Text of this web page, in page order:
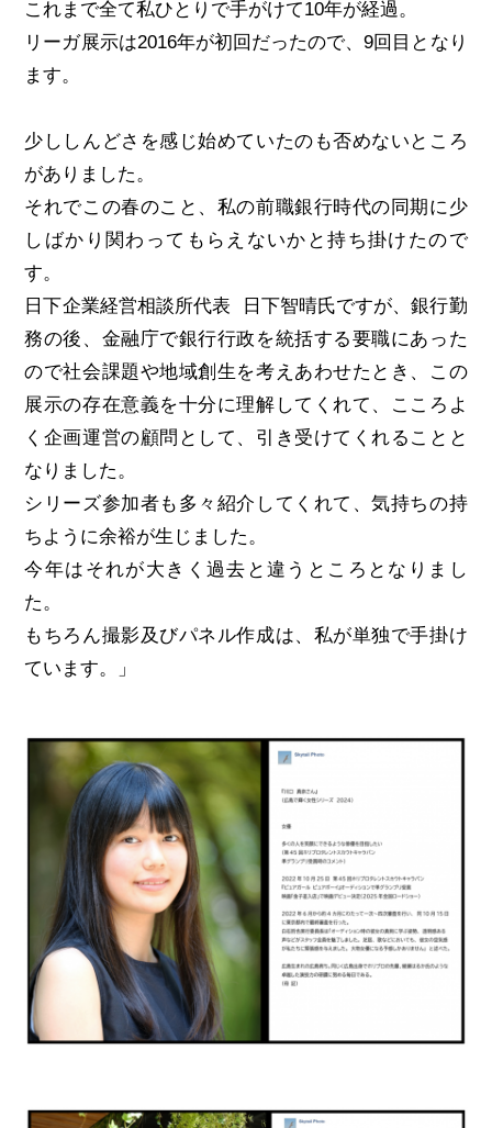
これまで全て私ひとりで手がけて10年が経過。
リーガ展示は2016年が初回だったので、9回目となり
ます。
少ししんどさを感じ始めていたのも否めないところ
がありました。
それでこの春のこと、私の前職銀行時代の同期に少
しばかり関わってもらえないかと持ち掛けたので
す。
日下企業経営相談所代表 日下智晴氏ですが、銀行勤
務の後、金融庁で銀行行政を統括する要職にあった
ので社会課題や地域創生を考えあわせたとき、この
展示の存在意義を十分に理解してくれて、こころよ
く企画運営の顧問として、引き受けてくれることと
なりました。
シリーズ参加者も多々紹介してくれて、気持ちの持
ちように余裕が生じました。
今年はそれが大きく過去と違うところとなりまし
た。
もちろん撮影及びパネル作成は、私が単独で手掛け
ています。」